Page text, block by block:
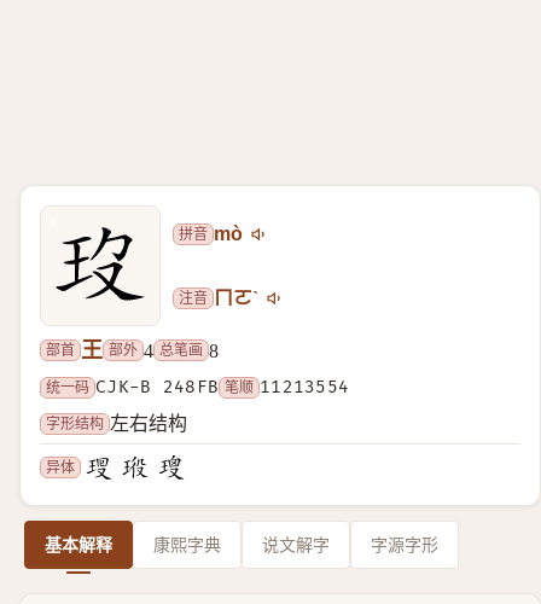
拼音 mò
注音 ㄇㄛˋ
部首 王 部外 4 总笔画 8
统一码 CJK-B 248FB 笔顺 11213554
字形结构 左右结构
异体
基本解释 康熙字典 说文解字 字源字形